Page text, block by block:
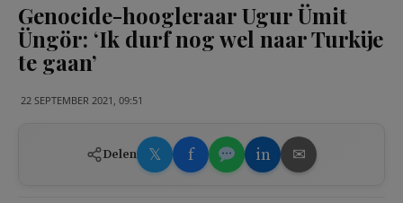
Genocide-hoogleraar Ugur Ümit
Üngör: ‘Ik durf nog wel naar Turkije
te gaan’
22 SEPTEMBER 2021, 09:51
Delen 𝕏 f in ✉